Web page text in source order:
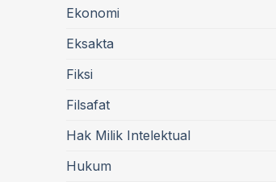
Ekonomi
Eksakta
Fiksi
Filsafat
Hak Milik Intelektual
Hukum